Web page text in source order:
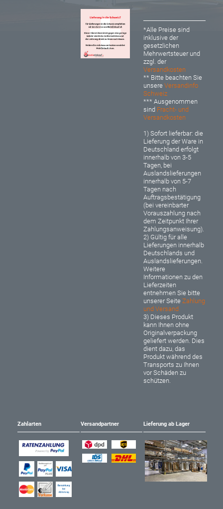
*Alle Preise sind
inklusive der
gesetzlichen
Mehrwertsteuer und
zzgl. der
Versandkosten
** Bitte beachten Sie
unsereVersandinfo
Schweiz
*** Ausgenommen
sind Fracht- und
Versandkosten
1) Sofort lieferbar: die
Lieferung der Ware in
Deutschland erfolgt
innerhalb von 3-5
Tagen, bei
Auslandslieferungen
innerhalb von 5-7
Tagen nach
Auftragsbestätigung
(bei vereinbarter
Vorauszahlung nach
dem Zeitpunkt Ihrer
Zahlungsanweisung).
2) Gültig für alle
Lieferungen innerhalb
Deutschlands und
Auslandslieferungen.
Weitere
Informationen zu den
Lieferzeiten
entnehmen Sie bitte
unserer SeiteZahlung
und Versand
3) Dieses Produkt
kann Ihnen ohne
Originalverpackung
geliefert werden. Dies
dient dazu, das
Produkt während des
Transports zu Ihnen
vor Schäden zu
schützen.
Zahlarten Versandpartner Lieferung ab Lager